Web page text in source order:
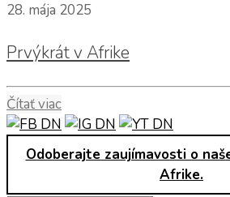
28. mája 2025
Prvýkrát v Afrike
Čítať viac
Odoberajte zaujímavosti o
Afrike.